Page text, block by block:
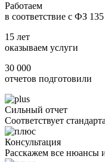
Работаем
в соответствие с ФЗ 135
15 лет
оказываем услуги
30 000
отчетов подготовили
Сильный отчет
Соответствует
Консультация
Расскажем все нюансы